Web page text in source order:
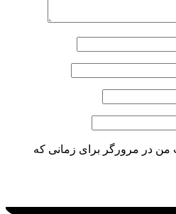
من در مرورگر برای زمانی که